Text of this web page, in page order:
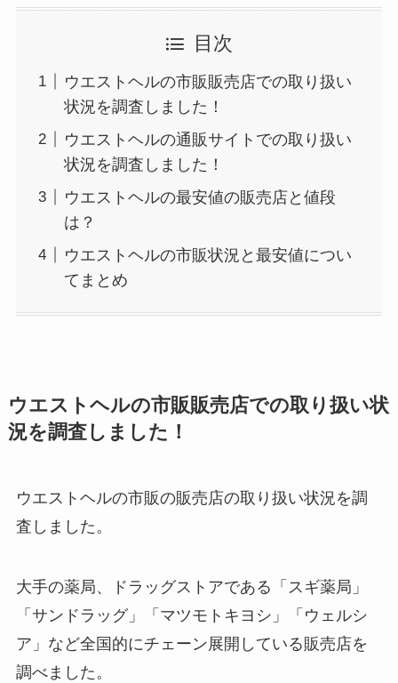
目次
ウエストヘルの市販販売店での取り扱い
状況を調査しました！
ウエストヘルの通販サイトでの取り扱い
状況を調査しました！
ウエストヘルの最安値の販売店と値段
は？
ウエストヘルの市販状況と最安値につい
てまとめ
ウエストヘルの市販販売店での取り扱い状
況を調査しました！
ウエストヘルの市販の販売店の取り扱い状況を調
査しました。
大手の薬局、ドラッグストアである「スギ薬局」
「サンドラッグ」「マツモトキヨシ」「ウェルシ
ア」など全国的にチェーン展開している販売店を
調べました。